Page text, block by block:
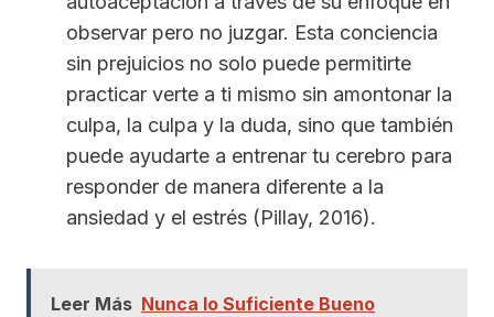
observar pero no juzgar. Esta conciencia
sin prejuicios no solo puede permitirte
practicar verte a ti mismo sin amontonar la
culpa, la culpa y la duda, sino que también
puede ayudarte a entrenar tu cerebro para
responder de manera diferente a la
ansiedad y el estrés (Pillay, 2016).
Leer Más Nunca lo Suficiente Bueno